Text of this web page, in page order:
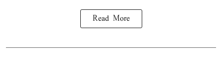
Read More